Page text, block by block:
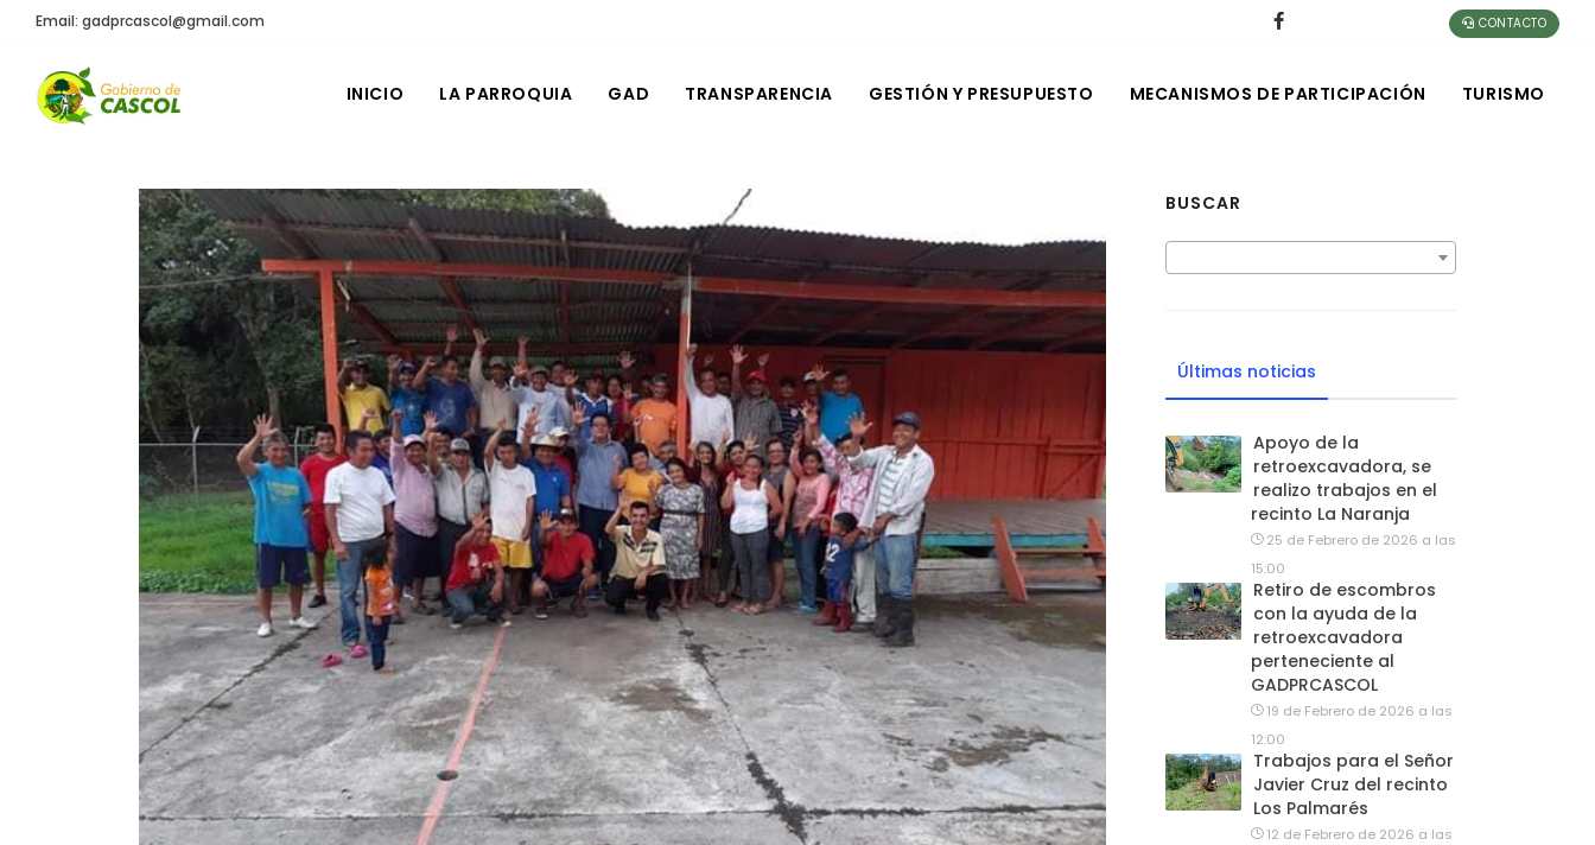
Email: gadprcascol@gmail.com CONTACTO
INICIO LA PARROQUIA GAD TRANSPARENCIA GESTIÓN Y PRESUPUESTO MECANISMOS DE PARTICIPACIÓN TURISMO
BUSCAR
Últimas noticias
Apoyo de la
retroexcavadora, se
realizo trabajos en el
recinto La Naranja
25 de Febrero de 2026 a las
15:00
Retiro de escombros
con la ayuda de la
retroexcavadora
perteneciente al
GADPRCASCOL
19 de Febrero de 2026 a las
12:00
Trabajos para el Señor
Javier Cruz del recinto
Los Palmarés
12 de Febrero de 2026 a las